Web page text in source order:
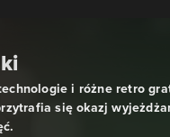
i różne retro
się okazj